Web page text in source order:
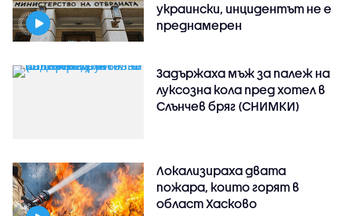
украински, инцидентът не е
преднамерен
Задържаха мъж за палеж на
луксозна кола пред хотел в
Слънчев бряг (СНИМКИ)
Локализираха двата
пожара, които горят в
област Хасково